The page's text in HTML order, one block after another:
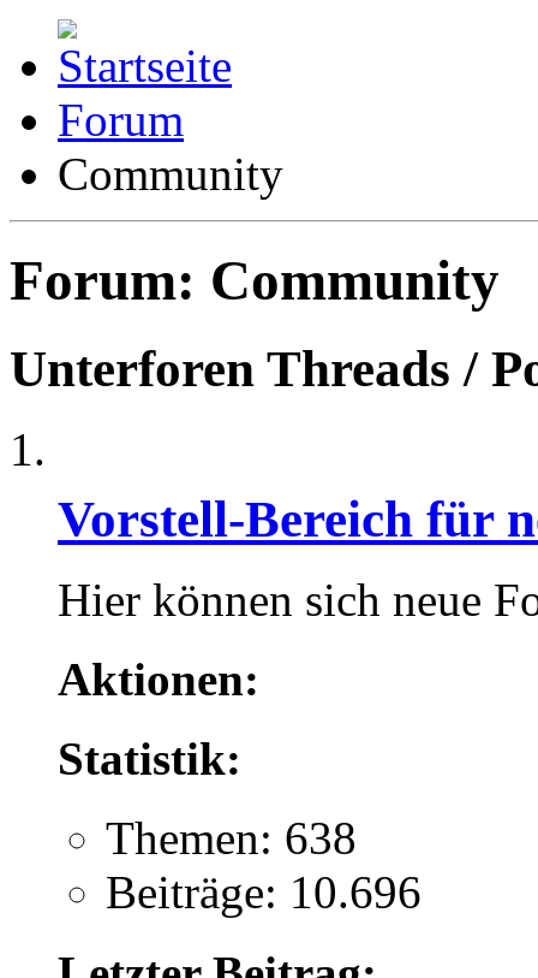
Forum
Community
Forum: Community
Unterforen Threads /
Vorstell-Bereich für
Hier können sich neue
Aktionen:
Statistik:
Themen: 638
Beiträge: 10.696